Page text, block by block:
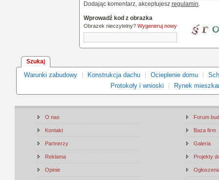
Dodając komentarz, akceptujesz regulamin.
Wprowadź kod z obrazka
Obrazek nieczytelny? Wygeneruj nowy
Szukaj
Warunki zabudowy Konstrukcja dachu Ocieplenie domu
Protokoły i wnioski
Rynek
O nas
Kontakt
Partnerzy
Reklama
Opinie
Forum
Baza firm
Galeria
Projekty